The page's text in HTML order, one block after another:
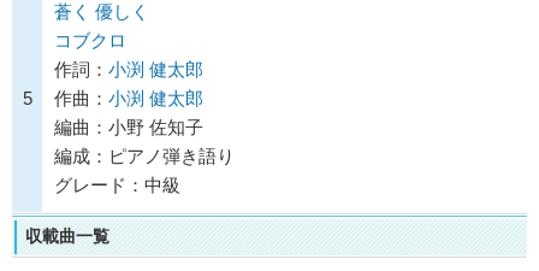
5
蒼く 優しく
コブクロ
作詞： 小渕 健太郎
作曲： 小渕 健太郎
編曲：小野 佐知子
編成：ピアノ弾き語り
グレード：中級
収載曲一覧